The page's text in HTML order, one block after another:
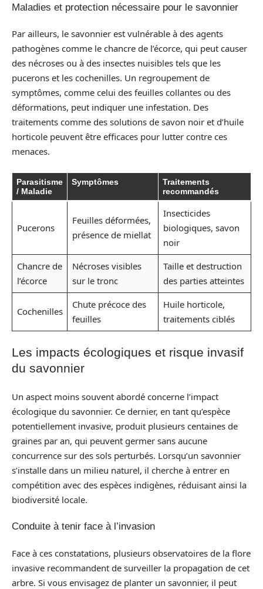
Maladies et protection nécessaire pour le savonnier
Par ailleurs, le savonnier est vulnérable à des agents
pathogènes comme le chancre de l’écorce, qui peut causer
des nécroses ou à des insectes nuisibles tels que les
pucerons et les cochenilles. Un regroupement de
symptômes, comme celui des feuilles collantes ou des
déformations, peut indiquer une infestation. Des
traitements comme des solutions de savon noir et d’huile
horticole peuvent être efficaces pour lutter contre ces
menaces.
Parasitisme
/ Maladie
Symptômes
Traitements
recommandés
Pucerons
Feuilles déformées,
présence de miellat
Insecticides
biologiques, savon
noir
Chancre de
l’écorce
Nécroses visibles
sur le tronc
Taille et destruction
des parties atteintes
Cochenilles
Chute précoce des
feuilles
Huile horticole,
traitements ciblés
Les impacts écologiques et risque invasif
du savonnier
Un aspect moins souvent abordé concerne l’impact
écologique du savonnier. Ce dernier, en tant qu’espèce
potentiellement invasive, produit plusieurs centaines de
graines par an, qui peuvent germer sans aucune
concurrence sur des sols perturbés. Lorsqu’un savonnier
s’installe dans un milieu naturel, il cherche à entrer en
compétition avec des espèces indigènes, réduisant ainsi la
biodiversité locale.
Conduite à tenir face à l’invasion
Face à ces constatations, plusieurs observatoires de la flore
invasive recommandent de surveiller la propagation de cet
arbre. Si vous envisagez de planter un savonnier, il peut